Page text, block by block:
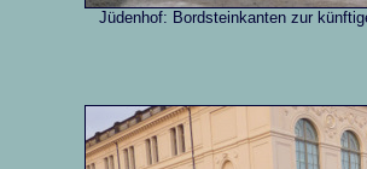
Jüdenhof: Bordsteinkanten zur